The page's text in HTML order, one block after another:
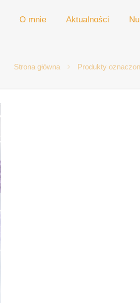
O mnie Aktualności
Strona główna Produkty